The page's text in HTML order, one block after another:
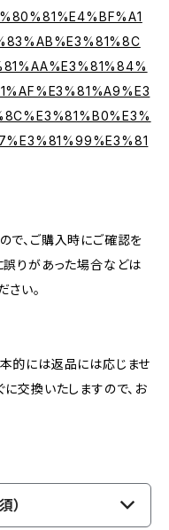
で、ご購入時にご確認を
誤りがあった場合などは
い。
的には返品には応じませ
交換いたしますので、お
）